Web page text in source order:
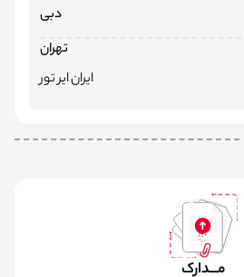
دبی
تهران
ایران ایر تور
مـــدارک